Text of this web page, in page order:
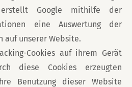
erstellt Google mithilfe der
eine Auswertung der
auf unserer Website.
Cookies auf ihrem Gerät
diese Cookies erzeugten
Benutzung dieser Website